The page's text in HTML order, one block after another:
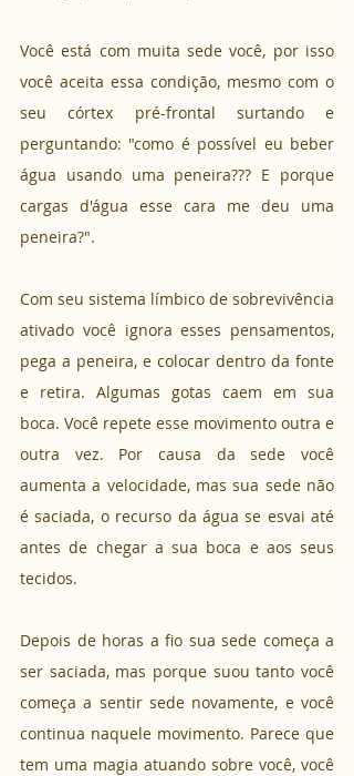
Você está com muita sede você, por isso
você aceita essa condição, mesmo com o
seu córtex pré-frontal surtando e
perguntando: "como é possível eu beber
água usando uma peneira??? E porque
cargas d'água esse cara me deu uma
peneira?".
Com seu sistema límbico de sobrevivência
ativado você ignora esses pensamentos,
pega a peneira, e colocar dentro da fonte
e retira. Algumas gotas caem em sua
boca. Você repete esse movimento outra e
outra vez. Por causa da sede você
aumenta a velocidade, mas sua sede não
é saciada, o recurso da água se esvai até
antes de chegar a sua boca e aos seus
tecidos.
Depois de horas a fio sua sede começa a
ser saciada, mas porque suou tanto você
começa a sentir sede novamente, e você
continua naquele movimento. Parece que
tem uma magia atuando sobre você, você